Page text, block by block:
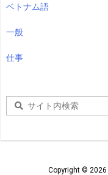
ベトナム語
一般
仕事
Copyright © 2026